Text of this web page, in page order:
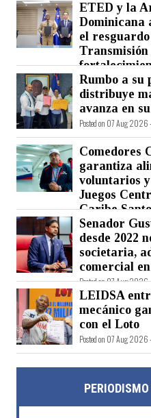
ETED y la
Dominicana
el
Posted on 07 Aug 2026 - 0 Comments
Rumbo a su
distribuye
avanza en
Posted on 07 Aug 2026 -
Comedores
garantiza
voluntarios
Juegos
Caribe
Posted on 07 Aug 2026 - 0 Comments
Senador
desde 2022
societaria,
comercial
Posted on 07 Aug 2026
LEIDSA
mecánico
con el Loto
Posted on 07 Aug 2026 -